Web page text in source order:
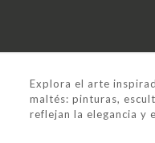
Explora el arte
maltés: pinturas,
reflejan la elegancia y